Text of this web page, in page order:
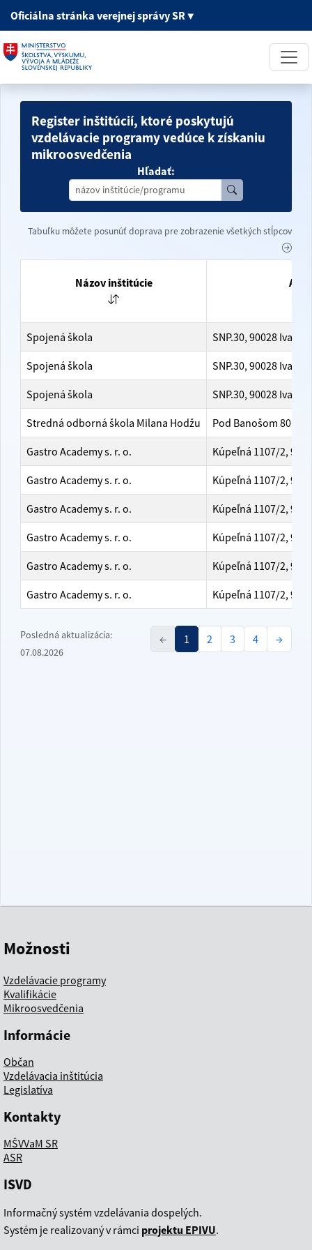
Oficiálna stránka verejnej správy SR▼
Register inštitúcií, ktoré poskytujú
vzdelávacie programy vedúce k získaniu
mikroosvedčenia
Hľadať:
Tabuľku môžete posunúť doprava pre zobrazenie všetkých stĺpcov
Názov inštitúcie
Spojená škola SNP.30, 90028
Spojená škola SNP.30, 90028
Spojená škola SNP.30, 90028
Stredná odborná škola Milana Hodžu Pod Banošom 80,
Gastro Academy s. r. o. Kúpeľná 1107/2,
Gastro Academy s. r. o. Kúpeľná 1107/2,
Gastro Academy s. r. o. Kúpeľná 1107/2,
Gastro Academy s. r. o. Kúpeľná 1107/2,
Gastro Academy s. r. o. Kúpeľná 1107/2,
Gastro Academy s. r. o. Kúpeľná 1107/2,
Posledná aktualizácia:
07.08.2026
← 1 2 3 4 →
Možnosti
Vzdelávacie programy
Kvalifikácie
Mikroosvedčenia
Informácie
Občan
Vzdelávacia inštitúcia
Legislatíva
Kontakty
MŠVVaM SR
ASR
ISVD
Informačný systém vzdelávania dospelých.
Systém je realizovaný v rámci projektu EPIVU.